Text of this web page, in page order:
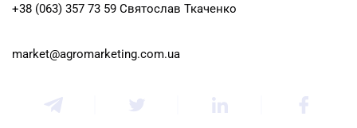
+38 (063) 357 73 59 Святослав Ткаченко
market@agromarketing.com.ua